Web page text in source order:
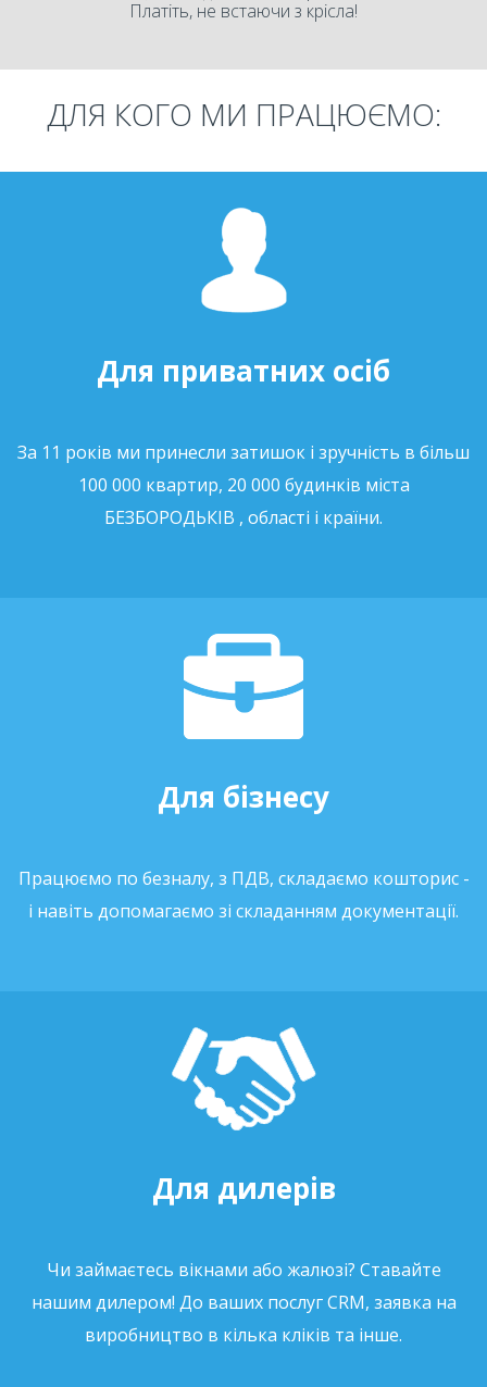
Платіть, не встаючи з крісла!
ДЛЯ КОГО МИ ПРАЦЮЄМО:
Для приватних осіб
За 11 років ми принесли затишок і зручність в більш
100 000 квартир, 20 000 будинків міста
БЕЗБОРОДЬКІВ , області і країни.
Для бізнесу
Працюємо по безналу, з ПДВ, складаємо кошторис -
і навіть допомагаємо зі складанням документації.
Для дилерів
Чи займаєтесь вікнами або жалюзі? Ставайте
нашим дилером! До ваших послуг CRM, заявка на
виробництво в кілька кліків та інше.